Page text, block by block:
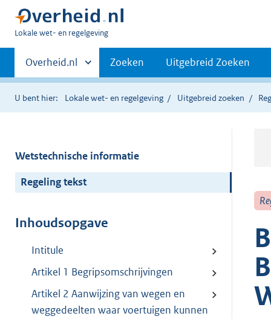
U
hier:
Lokale wet- en regelgeving
Primaire
navigatie
Andere
sites
binnen
Overheid.nl Zoeken Uitgebreid Zoeken
U bent hier: Lokale wet- en regelgeving Uitgebreid zoeken
Wetstechnische informatie
Regeling tekst
Inhoudsopgave
Intitule
Artikel 1 Begripsomschrijvingen
Artikel 2 Aanwijzing van wegen en
weggedeelten waar voertuigen kunnen